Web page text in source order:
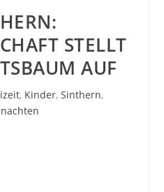
STELLT
AUF
, Kinder, Sinthern,